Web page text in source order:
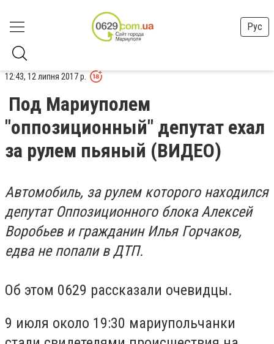
Рус
12:43, 12 липня 2017 р.
Под Мариуполем
"оппозиционный" депутат ехал
за рулем пьяный (ВИДЕО)
Автомобиль, за рулем которого находился
депутат Оппозиционного блока Алексей
Воробьев и гражданин Илья Горчаков,
едва не попали в ДТП.
Об этом 0629 рассказали очевидцы.
9 июля около 19:30 мариупольчанки